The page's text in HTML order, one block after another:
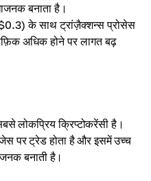
बनाता है।
के साथ ट्रांज़ैक्शन्स प्रोसेस
अधिक होने पर लागत बढ़
लोकप्रिय क्रिप्टोकरेंसी है।
पर ट्रेड होता है और इसमें उच्च
बनाती है।